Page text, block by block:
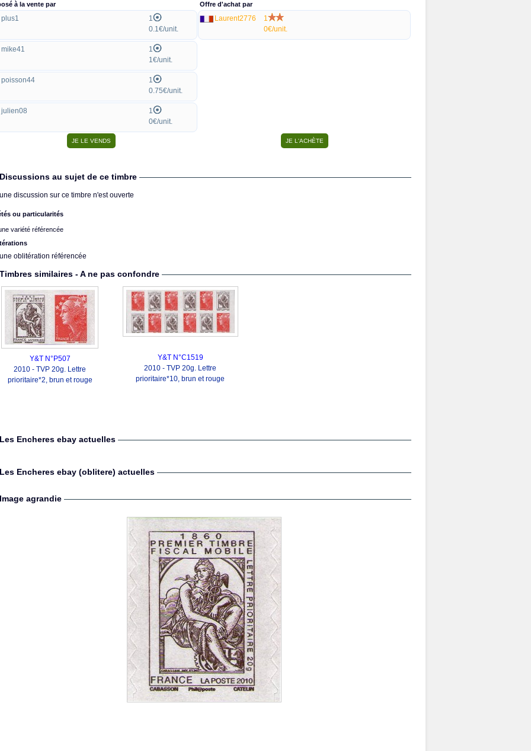
à la vente par
plus1
1
0.1€/unit.
mike41
1
1€/unit.
poisson44
1
0.75€/unit.
julien08
1
0€/unit.
Offre d'achat par
Laurent2776
1
0€/unit.
Discussions au sujet de ce timbre
discussion sur ce timbre n'est ouverte
ou particularités
variété référencée
oblitération référencée
Timbres similaires - A ne pas confondre
Y&T N°P507
2010 - TVP 20g. Lettre
prioritaire*2, brun et rouge
Y&T N°C1519
2010 - TVP 20g. Lettre
prioritaire*10, brun et rouge
Les Encheres ebay actuelles
Les Encheres ebay (oblitere) actuelles
Image agrandie